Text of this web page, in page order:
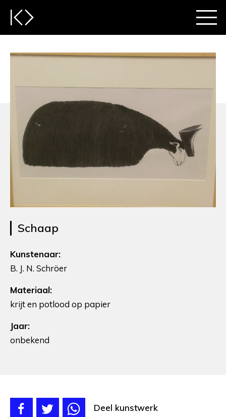
Schaap
Kunstenaar:
B. J. N. Schröer
Materiaal:
krijt en potlood op papier
Jaar:
onbekend
Deel kunstwerk